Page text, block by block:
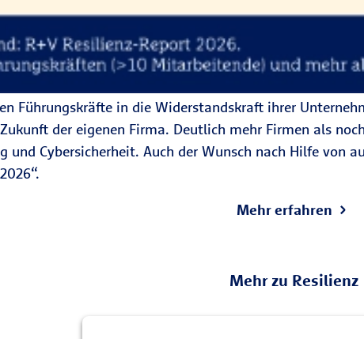
Führungskräfte in die Widerstandskraft ihrer
der eigenen Firma. Deutlich mehr Firmen als
Cybersicherheit. Auch der Wunsch nach Hilfe von
Mehr erfahren
Mehr zu Resilienz